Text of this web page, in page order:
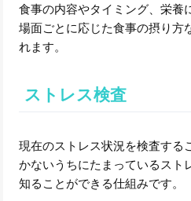
食事の内容やタイミング、栄養
場面ごとに応じた食事の摂り方
れます。
ストレス検査
現在のストレス状況を検査する
かないうちにたまっているスト
知ることができる仕組みです。